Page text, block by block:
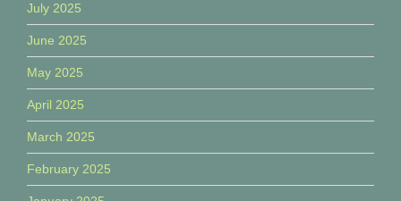
July 2025
June 2025
May 2025
April 2025
March 2025
February 2025